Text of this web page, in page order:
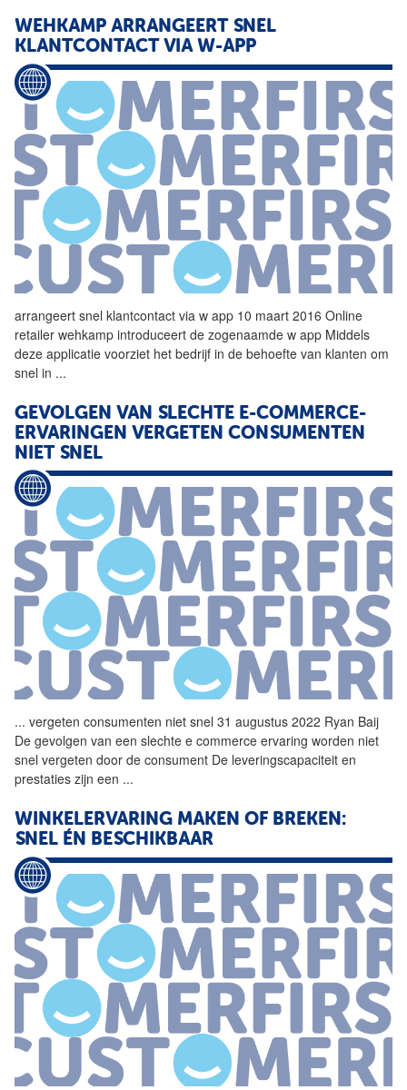
WEHKAMP ARRANGEERT SNEL
KLANTCONTACT VIA W-APP
arrangeert snel klantcontact via w app 10 maart 2016 Online
retailer wehkamp introduceert de zogenaamde w app Middels
deze applicatie voorziet het bedrijf in de behoefte van klanten om
snel in ...
GEVOLGEN VAN SLECHTE E-COMMERCE-
ERVARINGEN VERGETEN CONSUMENTEN
NIET SNEL
... vergeten consumenten niet snel 31 augustus 2022 Ryan Baij
De gevolgen van een slechte e commerce ervaring worden niet
snel vergeten door de consument De leveringscapaciteit en
prestaties zijn een ...
WINKELERVARING MAKEN OF BREKEN:
SNEL ÉN BESCHIKBAAR